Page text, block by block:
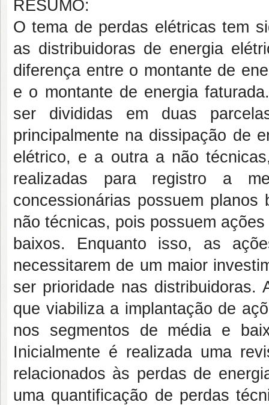
RESUMO:
O tema de perdas elétricas tem
as distribuidoras de energia
diferença entre o montante de
e o montante de energia
ser divididas em duas
principalmente na dissipação de
elétrico, e a outra a não
realizadas para registro a
concessionárias possuem
não técnicas, pois possuem
baixos. Enquanto isso, as
necessitarem de um maior
ser prioridade nas distribuidoras.
que viabiliza a implantação de
nos segmentos de média e
Inicialmente é realizada uma
relacionados às perdas de
uma quantificação de perdas